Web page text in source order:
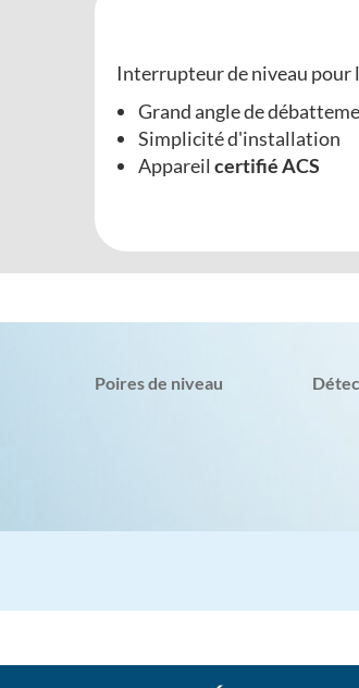
Interrupteur de niveau pour
Grand angle de
Simplicité d'installation
Appareil certifié ACS
Poires de niveau